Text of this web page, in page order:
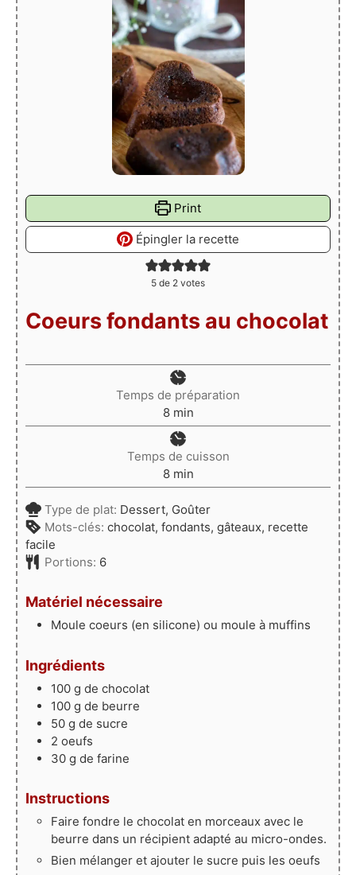
Print
Épingler la recette
5 de 2 votes
Coeurs fondants au chocolat
Temps de préparation
8minutes
min
Temps de cuisson
8minutes
min
Type de plat: Dessert, Goûter
Mots-clés: chocolat, fondants, gâteaux, recette
facile
Portions: 6
Matériel nécessaire
Moule coeurs (en silicone) ou moule à muffins
Ingrédients
100 g de chocolat
100 g de beurre
50 g de sucre
2 oeufs
30 g de farine
Instructions
Faire fondre le chocolat en morceaux avec le
beurre dans un récipient adapté au micro-ondes.
Bien mélanger et ajouter le sucre puis les oeufs